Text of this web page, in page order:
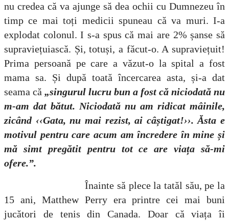
nu credea că va ajunge să dea ochii cu Dumnezeu în
timp ce mai toți medicii spuneau că va muri. I-a
explodat colonul. I s-a spus că mai are 2% șanse să
supraviețuiască. Și, totuși, a făcut-o. A supraviețuit!
Prima persoană pe care a văzut-o la spital a fost
mama sa. Și după toată încercarea asta, și-a dat
seama că „singurul lucru bun a fost că niciodată nu
m-am dat bătut. Niciodată nu am ridicat mâinile,
zicând ‹‹Gata, nu mai rezist, ai câștigat!››. Ăsta e
motivul pentru care acum am încredere în mine și
mă simt pregătit pentru tot ce are viața să-mi
ofere.”.
Înainte să plece la tatăl său, pe la
15 ani, Matthew Perry era printre cei mai buni
jucători de tenis din Canada. Doar că viața îi